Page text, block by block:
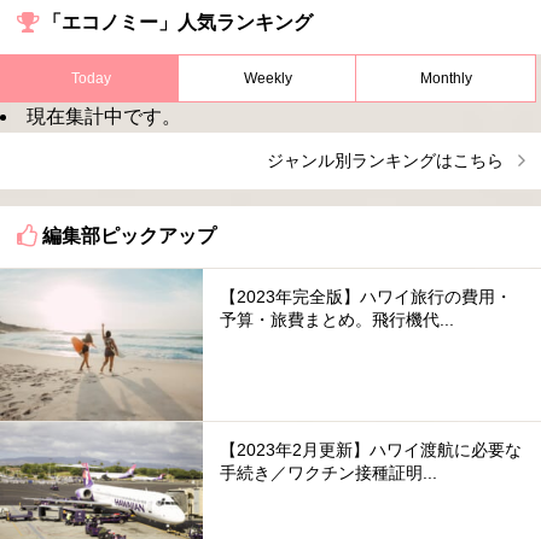
「エコノミー」人気ランキング
Today Weekly Monthly
現在集計中です。
ジャンル別ランキングはこちら
編集部ピックアップ
【2023年完全版】ハワイ旅行の費用・
予算・旅費まとめ。飛行機代...
【2023年2月更新】ハワイ渡航に必要な
手続き／ワクチン接種証明...